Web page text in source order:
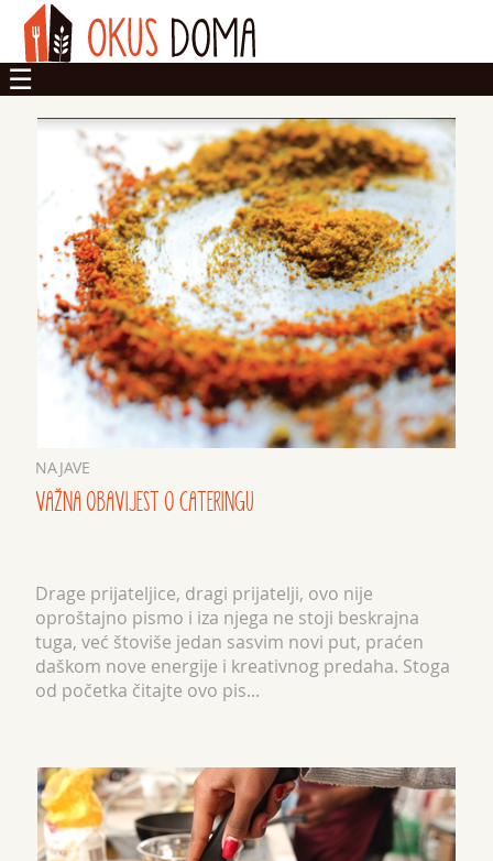
OKUSI
ZADRUGA
NAJAVE
VAŽNA OBAVIJEST O CATERINGU
Drage prijateljice, dragi prijatelji, ovo nije
oproštajno pismo i iza njega ne stoji beskrajna
tuga, već štoviše jedan sasvim novi put, praćen
daškom nove energije i kreativnog predaha. Stoga
od početka čitajte ovo pis...